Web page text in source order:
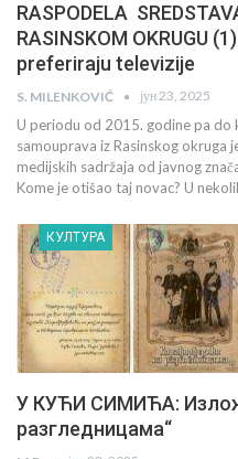
RASPODELA
RASINSKOM OKRUGU
preferiraju televizije
S. MILENKOVIĆ јун 23, 2025
U periodu od 2015. godine pa do
samouprava iz Rasinskog okruga
medijskih sadržaja od javnog
Kome je otišao taj novac? U
КУЛТУРА
У КУЋИ СИМИЋА:
разгледницама“